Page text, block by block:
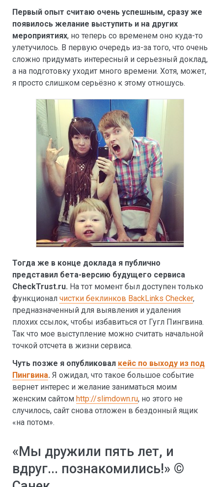
Первый опыт считаю очень успешным, сразу же
появилось желание выступить и на других
мероприятиях, но теперь со временем оно куда-то
улетучилось. В первую очередь из-за того, что очень
сложно придумать интересный и серьезный доклад,
а на подготовку уходит много времени. Хотя, может,
я просто слишком серьёзно к этому отношусь.
Тогда же в конце доклада я публично
представил бета-версию будущего сервиса
CheckTrust.ru. На тот момент был доступен только
функционал чистки беклинков BackLinks Checker,
предназначенный для выявления и удаления
плохих ссылок, чтобы избавиться от Гугл Пингвина.
Так что мое выступление можно считать начальной
точкой отсчета в жизни сервиса.
Чуть позже я опубликовал кейс по выходу из под
Пингвина. Я ожидал, что такое большое событие
вернет интерес и желание заниматься моим
женским сайтом http://slimdown.ru, но этого не
случилось, сайт снова отложен в бездонный ящик
«на потом».
«Мы дружили пять лет, и
вдруг... познакомились!» ©